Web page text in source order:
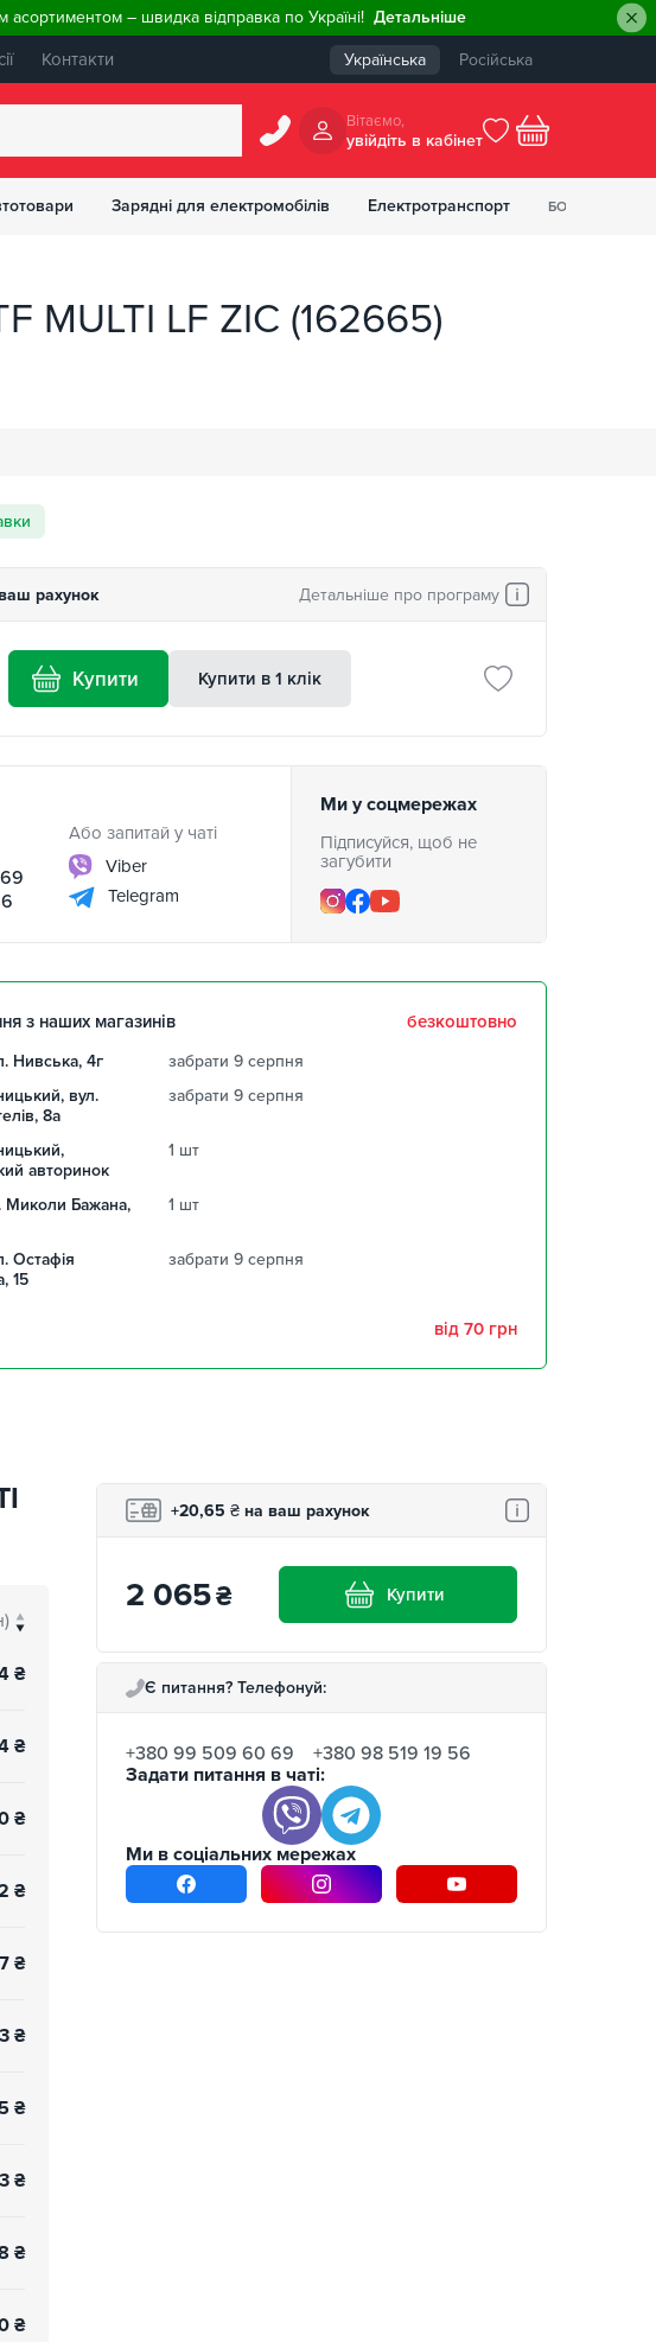
асортиментом – швидка відправка по Україні! Детальніше
Контакти Українська Російська
Вiтаємо,
увiйдiть в кабiнет
БОНУСІВ
Зарядні для електромобілів Електротранспорт
MULTI LF ZIC (162665)
рахунок Детальніше про програму
Купити Купити в 1 клік
Або запитай у чаті
Viber
Telegram
Ми у соцмережах
Підписуйся, щоб не
загубити
з наших магазинів безкоштовно
Нивська, 4г
забрати 9 серпня
вул.
8а
забрати 9 серпня
авторинок
1 шт
Миколи Бажана,
1 шт
Остафія
15
забрати 9 серпня
від 70 грн
₴
₴
₴
₴
₴
₴
₴
₴
₴
₴
+20,65 ₴ на ваш рахунок
2 065₴ Купити
Є питання? Телефонуй:
+380 99 509 60 69
+380 98 519 19 56
Задати питання в чаті:
Ми в соціальних мережах